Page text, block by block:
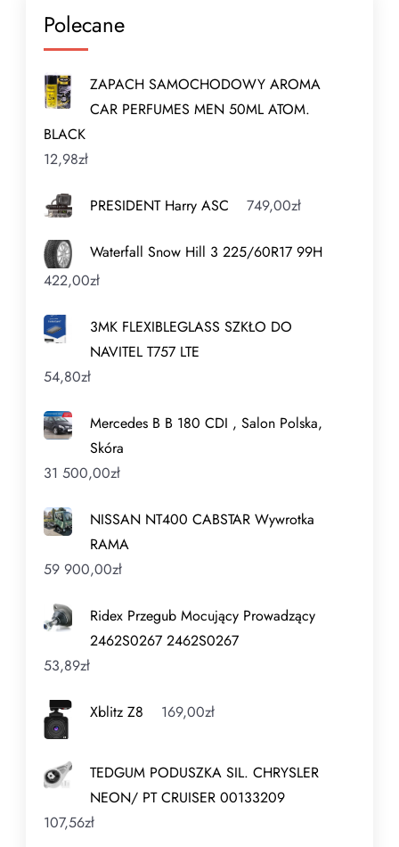
Polecane
ZAPACH SAMOCHODOWY AROMA
CAR PERFUMES MEN 50ML ATOM.
BLACK
12,98zł
PRESIDENT Harry ASC 749,00zł
Waterfall Snow Hill 3 225/60R17 99H
422,00zł
3MK FLEXIBLEGLASS SZKŁO DO
NAVITEL T757 LTE
54,80zł
Mercedes B B 180 CDI , Salon Polska,
Skóra
31 500,00zł
NISSAN NT400 CABSTAR Wywrotka
RAMA
59 900,00zł
Ridex Przegub Mocujący Prowadzący
2462S0267 2462S0267
53,89zł
Xblitz Z8 169,00zł
TEDGUM PODUSZKA SIL. CHRYSLER
NEON/ PT CRUISER 00133209
107,56zł